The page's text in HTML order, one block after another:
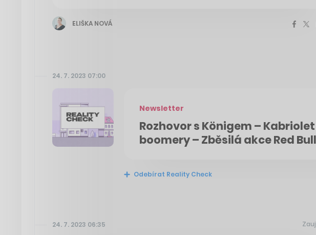
ELIŠKA NOVÁ
24. 7. 2023 07:00
Newsletter
Rozhovor s Königem –
boomery – Zběsilá akce Red
Odebírat Reality Check
24. 7. 2023 06:35